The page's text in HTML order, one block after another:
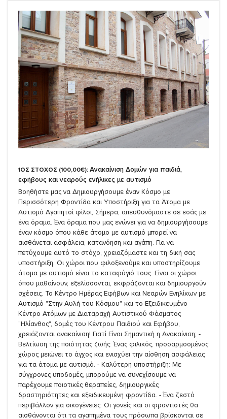
1ΟΣ ΣΤΟΧΟΣ (100,00€): Ανακαίνιση Δομών για παιδιά,
εφήβους και νεαρούς ενήλικες με αυτισμό
Βοηθήστε μας να Δημιουργήσουμε έναν Κόσμο με
Περισσότερη Φροντίδα και Υποστήριξη για τα Άτομα με
Αυτισμό Αγαπητοί φίλοι, Σήμερα, απευθυνόμαστε σε εσάς με
ένα όραμα. Ένα όραμα που μας ενώνει για να δημιουργήσουμε
έναν κόσμο όπου κάθε άτομο με αυτισμό μπορεί να
αισθάνεται ασφάλεια, κατανόηση και αγάπη. Για να
πετύχουμε αυτό το στόχο, χρειαζόμαστε και τη δική σας
υποστήριξη. Οι χώροι που φιλοξενούμε και υποστηρίζουμε
άτομα με αυτισμό είναι το καταφύγιό τους. Είναι οι χώροι
όπου μαθαίνουν, εξελίσσονται, εκφράζονται και δημιουργούν
σχέσεις. Το Κέντρο Ημέρας Εφήβων και Νεαρών Ενηλίκων με
Αυτισμό "Στην Αυλή του Κόσμου" και το Εξειδικευμένο
Κέντρο Ατόμων με Διαταραχή Αυτιστικού Φάσματος
"Ηλίανθος", δομές του Κέντρου Παιδιού και Εφήβου,
χρειάζονται ανακαίνιση! Γιατί Είναι Σημαντική η Ανακαίνιση; -
Βελτίωση της ποιότητας ζωής: Ένας φιλικός, προσαρμοσμένος
χώρος μειώνει το άγχος και ενισχύει την αίσθηση ασφάλειας
για τα άτομα με αυτισμό. - Καλύτερη υποστήριξη: Με
σύγχρονες υποδομές, μπορούμε να συνεχίσουμε να
παρέχουμε ποιοτικές θεραπείες, δημιουργικές
δραστηριότητες και εξειδικευμένη φροντίδα. - Ένα ζεστό
περιβάλλον για οικογένειες: Οι γονείς και οι φροντιστές θα
αισθάνονται ότι τα αγαπημένα τους πρόσωπα βρίσκονται σε